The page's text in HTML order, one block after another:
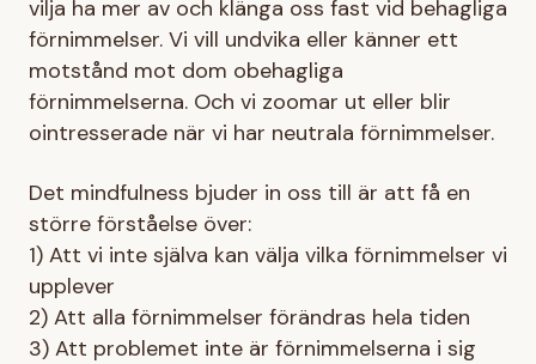
vilja ha mer av och klänga oss fast vid behagliga
förnimmelser. Vi vill undvika eller känner ett
motstånd mot dom obehagliga
förnimmelserna. Och vi zoomar ut eller blir
ointresserade när vi har neutrala förnimmelser.
Det mindfulness bjuder in oss till är att få en
större förståelse över:
1) Att vi inte själva kan välja vilka förnimmelser vi
upplever
2) Att alla förnimmelser förändras hela tiden
3) Att problemet inte är förnimmelserna i sig